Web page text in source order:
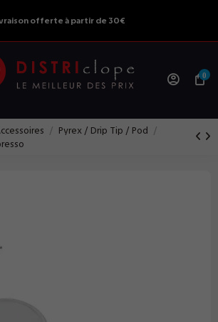
offerte à partir de 30€
0
Pyrex / Drip Tip / Pod